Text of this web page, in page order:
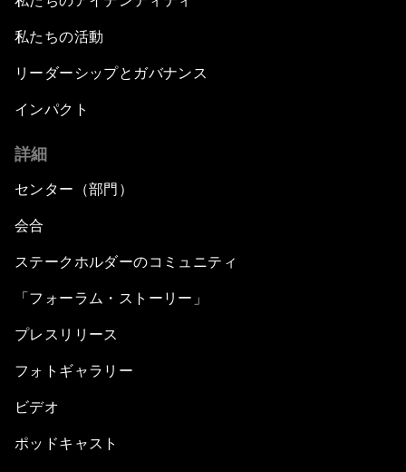
私たちの活動
リーダーシップとガバナンス
インパクト
詳細
センター（部門）
会合
ステークホルダーのコミュニティ
「フォーラム・ストーリー」
プレスリリース
フォトギャラリー
ビデオ
ポッドキャスト